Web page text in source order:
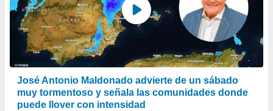
José Antonio Maldonado advierte de un sábado
muy tormentoso y señala las comunidades donde
puede llover con intensidad